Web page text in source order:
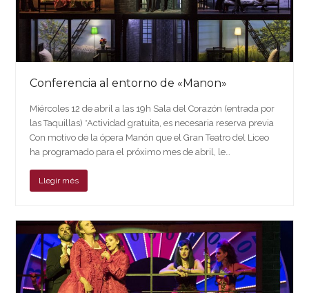
Conferencia al entorno de «Manon»
Miércoles 12 de abril a las 19h Sala del Corazón (entrada por
las Taquillas) *Actividad gratuita, es necesaria reserva previa
Con motivo de la ópera Manón que el Gran Teatro del Liceo
ha programado para el próximo mes de abril, le…
Llegir més